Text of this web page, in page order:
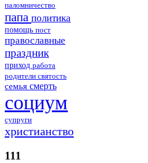
паломничество
папа политика
помощь пост
православные
праздник
приход работа
родители святость
семья смерть
социум
супруги
христианство
111